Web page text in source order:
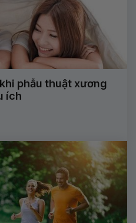
phẫu thuật xương
ích